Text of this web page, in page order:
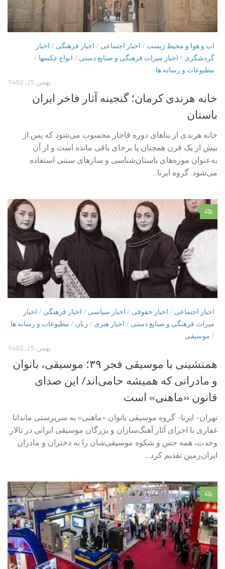
اب و هوا و محیط زیست / اخبار اجتماعی / اخبار فرهنگی / اخبار
گردشگری / اخبار میراث فرهنگی و صنایع دستی / انواع عکسها /
مطبوعات و رسانه ها
بهمن 25, 1402
خانه هرندی کرمان؛ گنجینه آثار فاخر ایران
باستان
خانه هرندی از بناهای دوره قاجار محسوب می‌شود که پس از
بیش از یک قرن همچنان پا برجای باقی مانده است و از آن
به‌عنوان موزه‌های باستان‌شناسی و سازهای سنتی استفاده
می‌شود. گروه ایرنا...
۰
اخبار اجتماعی / اخبار حقوقی / اخبار سیاسی / اخبار فرهنگی / اخبار
میراث فرهنگی و صنایع دستی / اخبار هنری / زنان / مطبوعات و رسانه ها
/ موسیقی
بهمن 25, 1402
همنشینی با موسیقی فجر ۳۹؛ موسیقی، بانوان
و مادرانی که همیشه حامی‌اند/ این صدای
قانون «ماهنی» است
تهران- ایرنا- گروه موسیقی بانوان «ماهنی» به سرپرستی ماندانا
غفاری با اجرای آثار آهنگ‌سازان و بزرگان موسیقی ایرانی در تالار
وحدت، همه حس و شکوه موسیقی‌شان را به دختران و مادران
ایران‌زمین تقدیم کرد....
۰